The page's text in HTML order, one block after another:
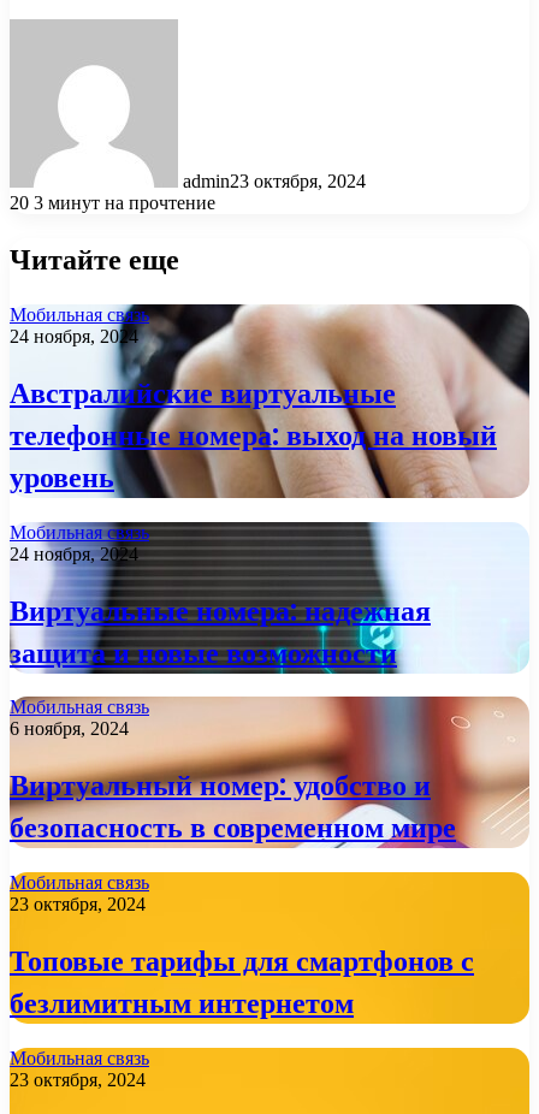
admin23 октября, 2024
20 3 минут на прочтение
Читайте еще
Мобильная связь
24 ноября, 2024
Австралийские виртуальные
телефонные номера: выход на новый
уровень
Мобильная связь
24 ноября, 2024
Виртуальные номера: надежная
защита и новые возможности
Мобильная связь
6 ноября, 2024
Виртуальный номер: удобство и
безопасность в современном мире
Мобильная связь
23 октября, 2024
Топовые тарифы для смартфонов с
безлимитным интернетом
Мобильная связь
23 октября, 2024